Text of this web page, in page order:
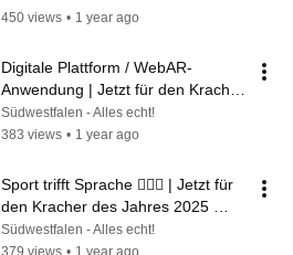
450 views • 1 year ago
Digitale Plattform / WebAR-
Anwendung | Jetzt für den Kracher
des Jahres 2025 abstimmen! 🚀
Südwestfalen - Alles echt!
383 views • 1 year ago
Sport trifft Sprache 🏋🏼‍♀️ | Jetzt für
den Kracher des Jahres 2025
abstimmen! 🚀
Südwestfalen - Alles echt!
379 views • 1 year ago